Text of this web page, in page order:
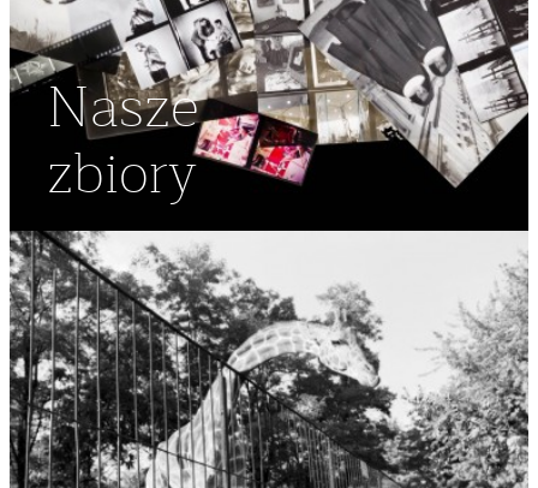
Nasze
zbiory